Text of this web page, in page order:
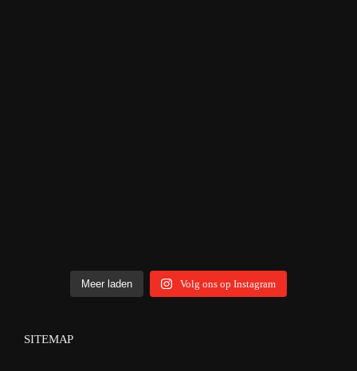
Meer laden Volg ons op Instagram
SITEMAP